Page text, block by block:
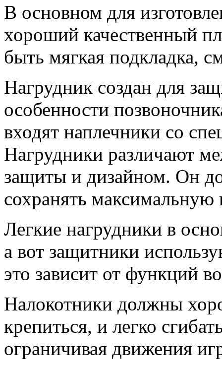
В основном для
хороший качественный
быть мягкая подкладка,
Нагрудник создан для
особенности
входят наплечники со
Нагрудники различают
защиты и дизайном. Он
сохранять максимальную
Легкие нагрудники в
а вот защитники
это зависит от функций
Налокотники должны
крепиться, и легко
ограничивая движения